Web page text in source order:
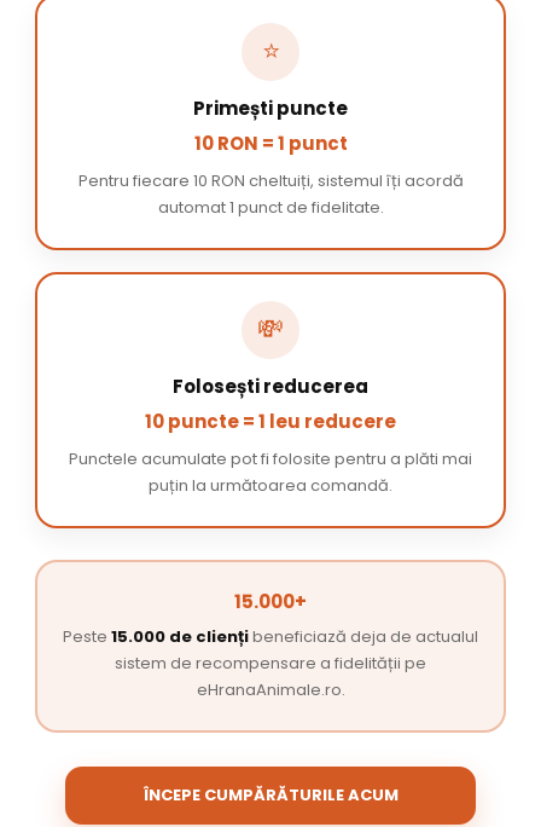
⭐
Primești puncte
10 RON = 1 punct
Pentru fiecare 10 RON cheltuiți, sistemul îți acordă
automat 1 punct de fidelitate.
💸
Folosești reducerea
10 puncte = 1 leu reducere
Punctele acumulate pot fi folosite pentru a plăti mai
puțin la următoarea comandă.
15.000+
Peste 15.000 de cliențibeneficiază deja de actualul
sistem de recompensare a fidelității pe
eHranaAnimale.ro.
ÎNCEPE CUMPĂRĂTURILE ACUM